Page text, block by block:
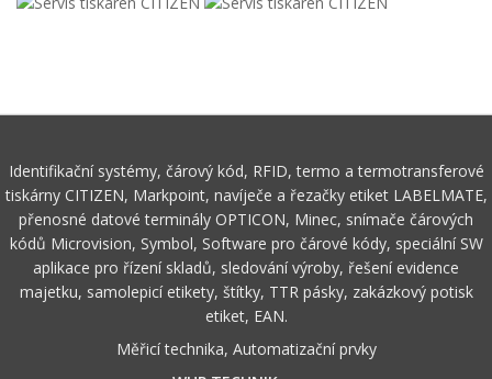
Identifikační systémy, čárový kód, RFID, termo a termotransferové
tiskárny CITIZEN, Markpoint, navíječe a řezačky etiket LABELMATE,
přenosné datové terminály OPTICON, Minec, snímače čárových
kódů Microvision, Symbol, Software pro čárové kódy, speciální SW
aplikace pro řízení skladů, sledování výroby, řešení evidence
majetku, samolepicí etikety, štítky, TTR pásky, zakázkový potisk
etiket, EAN.
Měřicí technika, Automatizační prvky